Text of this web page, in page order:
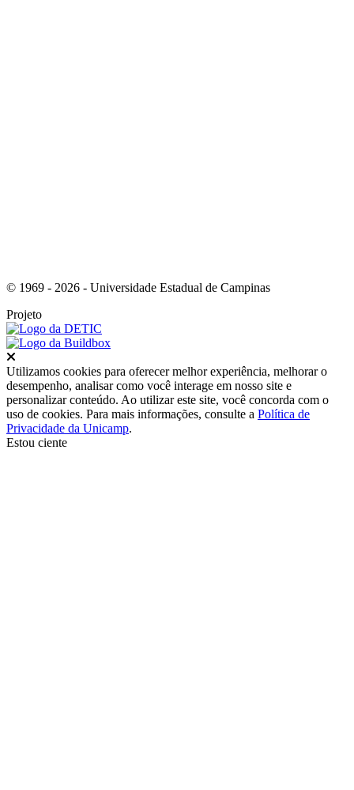
© 1969 - 2026 - Universidade Estadual de Campinas
Projeto
Utilizamos cookies para oferecer melhor experiência, melhorar o
desempenho, analisar como você interage em nosso site e
personalizar conteúdo. Ao utilizar este site, você concorda com o
uso de cookies. Para mais informações, consulte a Política de
Privacidade da Unicamp.
Estou ciente